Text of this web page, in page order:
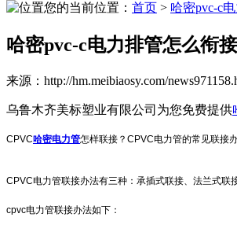
您的当前位置： 首页 > 哈密pvc-c
哈密pvc-c电力排管怎么衔
来源：http://hm.meibiaosy.com/
乌鲁木齐美标塑业有限公司为您免费提供
CPVC哈密电力管怎样联接？CPVC电力管的常见联接
CPVC电力管联接办法有三种：承插式联接、法兰式联
cpvc电力管联接办法如下：